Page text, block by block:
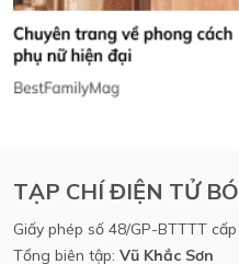
TẠP CHÍ ĐIỆN TỬ
Giấy phép số 48/GP-BTTTT
Tổng biên tập: Vũ Khắc Sơn